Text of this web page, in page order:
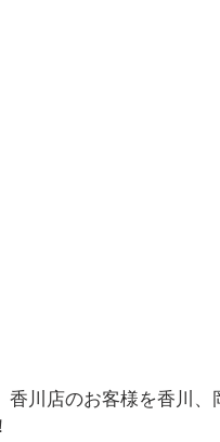
香川店のお客様を香川